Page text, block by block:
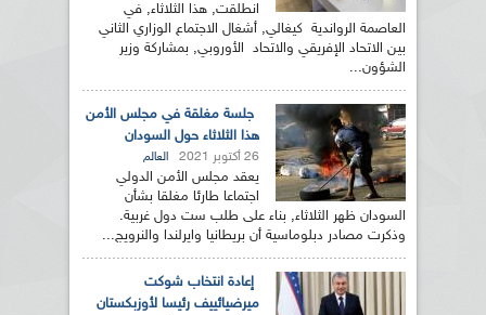
انطلقت, هذا الثلاثاء, في
العاصمة الرواندية كيغالي, أشغال الاجتماع الوزاري الثاني
بين الاتحاد الإفريقي والاتحاد الأوروبي, بمشاركة وزير
الشؤون...
جلسة مغلقة في مجلس الأمن
هذا الثلاثاء حول السودان
26 أكتوبر 2021 العالم
يعقد مجلس الأمن الدولي
اجتماعا طارئا مغلقا بشأن
السودان ظهر الثلاثاء, بناء على طلب ست دول غربية.
وذكرت مصادر دبلوماسية أن بريطانيا وايرلندا والنرويج...
إعادة انتخاب شوكت
ميرضيائييف رئيسا لأوزبكستان